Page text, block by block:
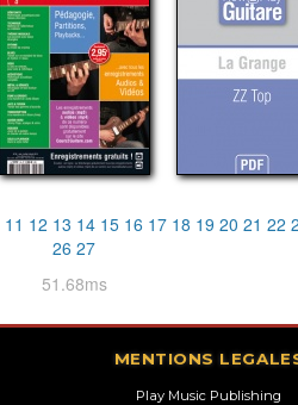
11 12 13 14 15 16 17 18 19 20 21 22
26 27
51.68ms
MENTIONS
Play Music Publishing